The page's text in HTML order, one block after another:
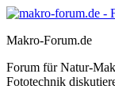
Makro-Forum.de
Forum für Natur-
Fototechnik